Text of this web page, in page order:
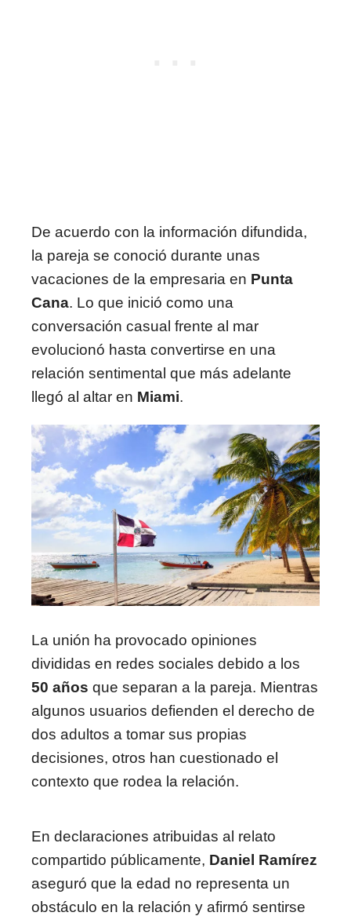
De acuerdo con la información difundida,
la pareja se conoció durante unas
vacaciones de la empresaria en Punta
Cana. Lo que inició como una
conversación casual frente al mar
evolucionó hasta convertirse en una
relación sentimental que más adelante
llegó al altar en Miami.
La unión ha provocado opiniones
divididas en redes sociales debido a los
50 años que separan a la pareja. Mientras
algunos usuarios defienden el derecho de
dos adultos a tomar sus propias
decisiones, otros han cuestionado el
contexto que rodea la relación.
En declaraciones atribuidas al relato
compartido públicamente, Daniel Ramírez
aseguró que la edad no representa un
obstáculo en la relación y afirmó sentirse